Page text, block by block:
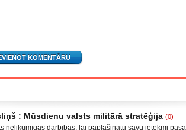
: Mūsdienu valsts militārā stratēģija (0)
nelikumīgas darbības, lai paplašinātu savu ietekmi